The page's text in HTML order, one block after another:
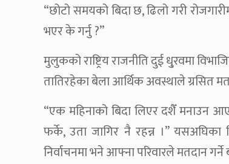
“छोटो समयको बिदा छ, ढिलो गरी
भएर के गर्नु ?”
मुलुकको राष्ट्रिय राजनीति दुई धु्रवमा
तातिरहेका बेला आर्थिक अवस्थाले ग्रसित
“एक महिनाको बिदा लिएर दशैँ मनाउन
फर्के, उता जागिर नै रहन्न ।”
निर्वाचनमा भने आफ्ना परिवारले मतदान गर्ने